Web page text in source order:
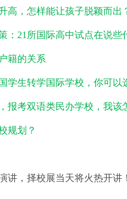
高，怎样能让孩子脱颖而出
：21所国际高中试点在说些
籍的关系
学生转学国际学校，你可以
报考双语类民办学校，我该
规划？
讲，择校展当天将火热开讲！